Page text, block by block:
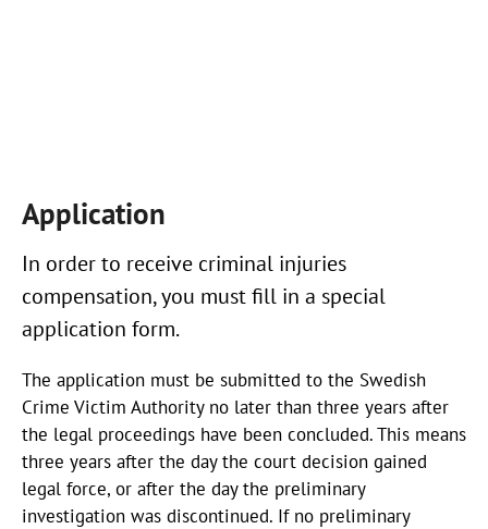
Application
In order to receive criminal injuries
compensation, you must fill in a special
application form.
The application must be submitted to the Swedish
Crime Victim Authority no later than three years after
the legal proceedings have been concluded. This means
three years after the day the court decision gained
legal force, or after the day the preliminary
investigation was discontinued. If no preliminary